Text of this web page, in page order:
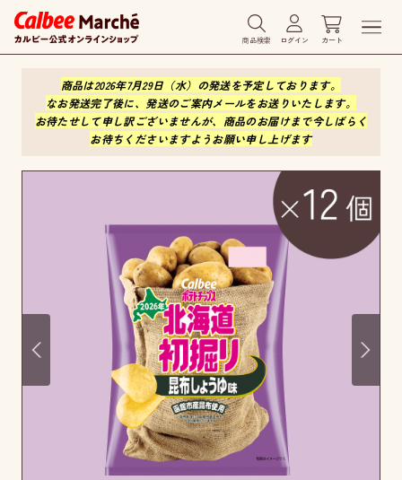
商品検索 ログイン カート
商品は2026年7月29日（水）の発送を予定しております。
なお発送完了後に、発送のご案内メールをお送りいたします。
お待たせして申し訳ございませんが、商品のお届けまで今しばらく
お待ちくださいますようお願い申し上げます